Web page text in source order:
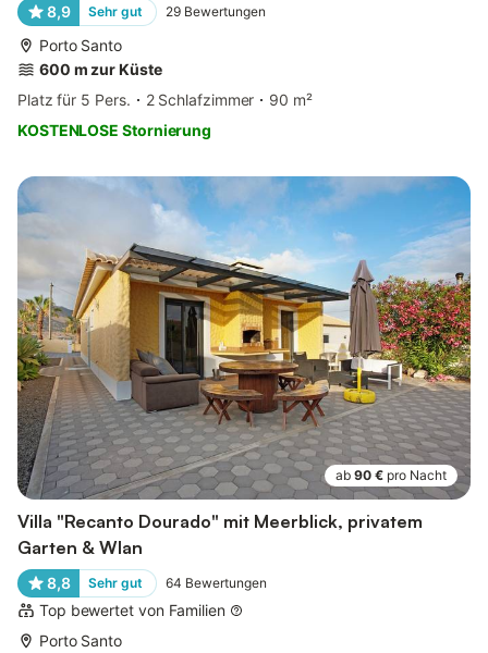
8,9 Sehr gut 29 Bewertungen
Porto Santo
600 m zur Küste
Platz für 5 Pers.
2 Schlafzimmer
90 m²
KOSTENLOSE Stornierung
ab 90 € pro Nacht
Villa "Recanto Dourado" mit Meerblick, privatem
Garten & Wlan
8,8 Sehr gut 64 Bewertungen
Top bewertet von Familien
Porto Santo